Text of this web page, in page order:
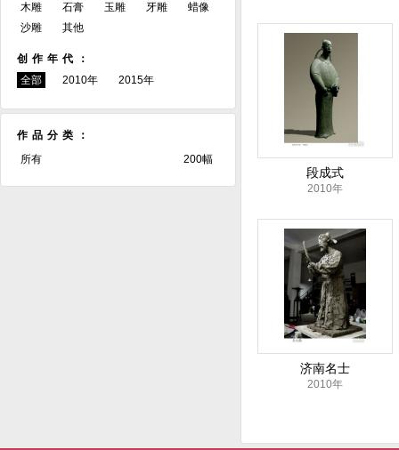
木雕
石膏 玉雕 牙雕
蜡像
沙雕
其他
创作年代：
全部
2010年 2015年
段成式
2010年
济南名士
2010年
作品分类：
所有
200幅